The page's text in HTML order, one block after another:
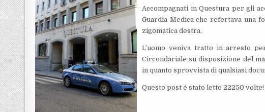
Accompagnati in Questura per gli
Guardia Medica che refertava una
zigomatica destra.
L’uomo veniva tratto in arresto
Circondariale su disposizione del
in quanto sprovvista di qualsiasi
Questo post é stato letto 22250 volte!